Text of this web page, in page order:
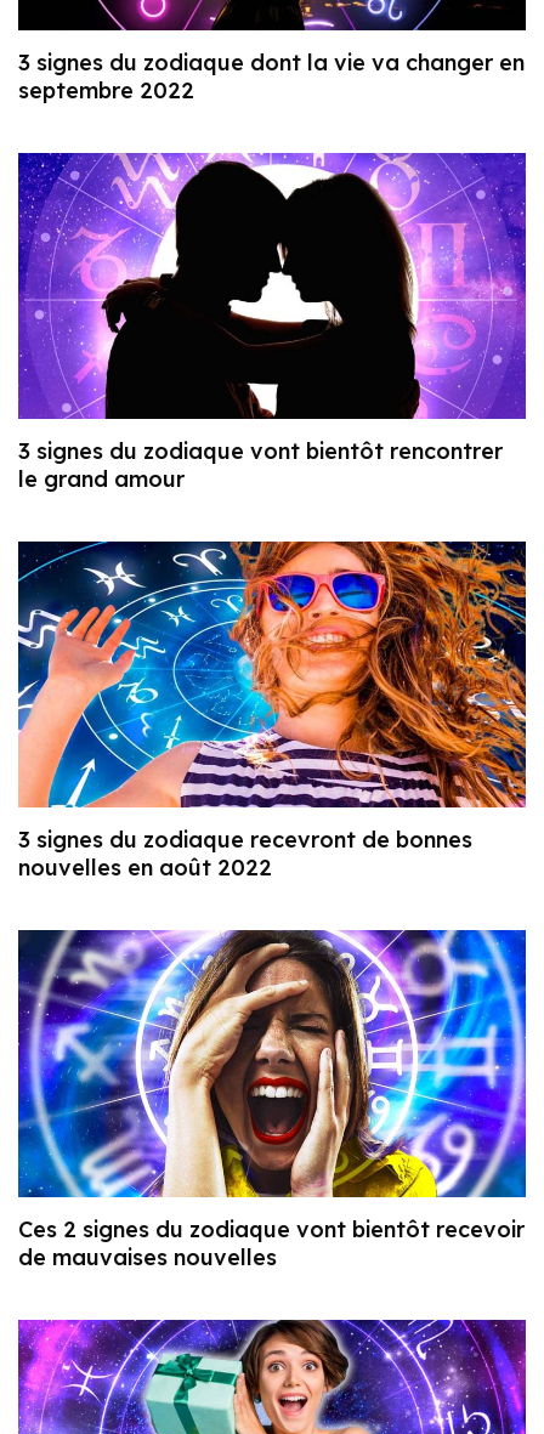
3 signes du zodiaque dont la vie va changer en
septembre 2022
3 signes du zodiaque vont bientôt rencontrer
le grand amour
3 signes du zodiaque recevront de bonnes
nouvelles en août 2022
Ces 2 signes du zodiaque vont bientôt recevoir
de mauvaises nouvelles